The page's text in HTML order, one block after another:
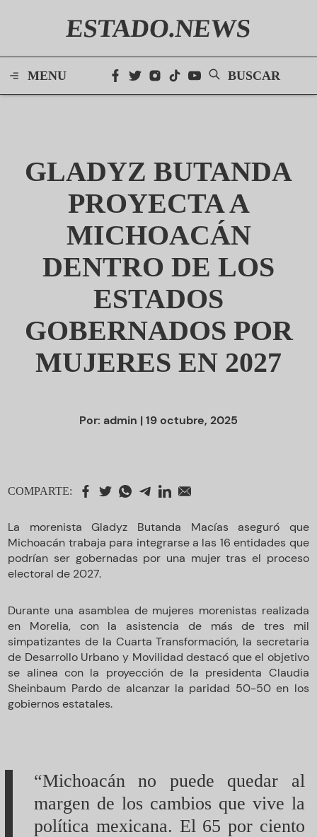
ESTADO.NEWS
MENU BUSCAR
GLADYZ BUTANDA
PROYECTA A
MICHOACÁN
DENTRO DE LOS
ESTADOS
GOBERNADOS POR
MUJERES EN 2027
Por: admin | 19 octubre, 2025
COMPARTE:
La morenista Gladyz Butanda Macías aseguró que
Michoacán trabaja para integrarse a las 16 entidades que
podrían ser gobernadas por una mujer tras el proceso
electoral de 2027.
Durante una asamblea de mujeres morenistas realizada
en Morelia, con la asistencia de más de tres mil
simpatizantes de la Cuarta Transformación, la secretaria
de Desarrollo Urbano y Movilidad destacó que el objetivo
se alinea con la proyección de la presidenta Claudia
Sheinbaum Pardo de alcanzar la paridad 50-50 en los
gobiernos estatales.
“Michoacán no puede quedar al
margen de los cambios que vive la
política mexicana. El 65 por ciento